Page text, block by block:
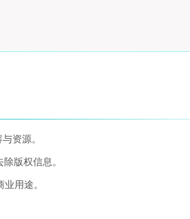
资源。
版权信息。
用途。